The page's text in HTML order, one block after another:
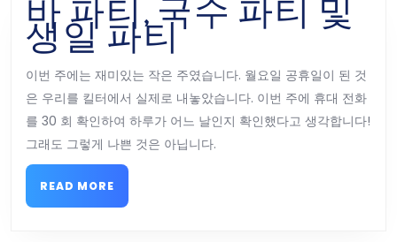
바 파티, 국수 파티 및
생일 파티
파
티,
국
수
이번 주에는 재미있는 작은 주였습니다. 월요일 공휴일이 된 것
은 우리를 킬터에서 실제로 내놓았습니다. 이번 주에 휴대 전화
를 30 회 확인하여 하루가 어느 날인지 확인했다고 생각합니다!
그래도 그렇게 나쁜 것은 아닙니다.
READ MORE
MORE